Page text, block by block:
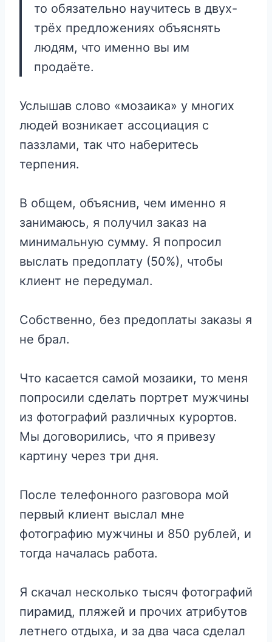
то обязательно научитесь в двух-
трёх предложениях объяснять
людям, что именно вы им
продаёте.
Услышав слово «мозаика» у многих
людей возникает ассоциация с
паззлами, так что наберитесь
терпения.
В общем, объяснив, чем именно я
занимаюсь, я получил заказ на
минимальную сумму. Я попросил
выслать предоплату (50%), чтобы
клиент не передумал.
Собственно, без предоплаты заказы я
не брал.
Что касается самой мозаики, то меня
попросили сделать портрет мужчины
из фотографий различных курортов.
Мы договорились, что я привезу
картину через три дня.
После телефонного разговора мой
первый клиент выслал мне
фотографию мужчины и 850 рублей, и
тогда началась работа.
Я скачал несколько тысяч фотографий
пирамид, пляжей и прочих атрибутов
летнего отдыха, и за два часа сделал